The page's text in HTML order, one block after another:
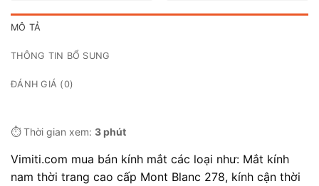
479.000₫.
355.000₫.
MÔ TẢ
THÔNG TIN BỔ SUNG
ĐÁNH GIÁ (0)
⏱️ Thời gian xem: 3 phút
Vimiti.com mua bán kính mắt các loại như: Mắt kính
nam thời trang cao cấp Mont Blanc 278, kính cận thời